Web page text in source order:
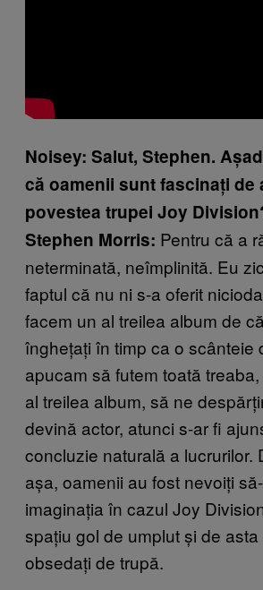
Noisey: Salut, Stephen.
că oamenii sunt fascinați de
povestea trupei Joy
Stephen Morris: Pentru că a
neterminată, neîmplinită. Eu
faptul că nu ni s-a oferit
facem un al treilea album de
înghețați în timp ca o scânteie
apucam să futem toată
al treilea album, să ne
devină actor, atunci s-ar fi
concluzie naturală a lucrurilor.
așa, oamenii au fost nevoiți
imaginația în cazul Joy
spațiu gol de umplut și de
obsedați de trupă.